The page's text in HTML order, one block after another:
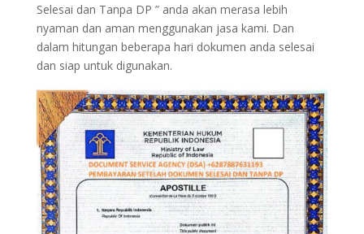
Selesai dan Tanpa DP ” anda akan merasa lebih
nyaman dan aman menggunakan jasa kami. Dan
dalam hitungan beberapa hari dokumen anda selesai
dan siap untuk digunakan.